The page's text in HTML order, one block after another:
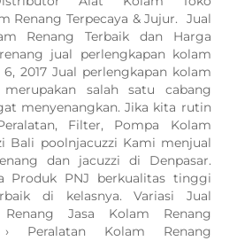
Renang Terpecaya & Jujur. Jual
Renang Terbaik dan Harga
jual perlengkapan kolam
2017 Jual perlengkapan kolam
salah satu cabang
menyenangkan. Jika kita rutin
Filter, Pompa Kolam
Bali poolnjacuzzi Kami menjual
dan jacuzzi di Denpasar.
Produk PNJ berkualitas tinggi
di kelasnya. Variasi Jual
Jasa Kolam Renang
› Peralatan Kolam Renang